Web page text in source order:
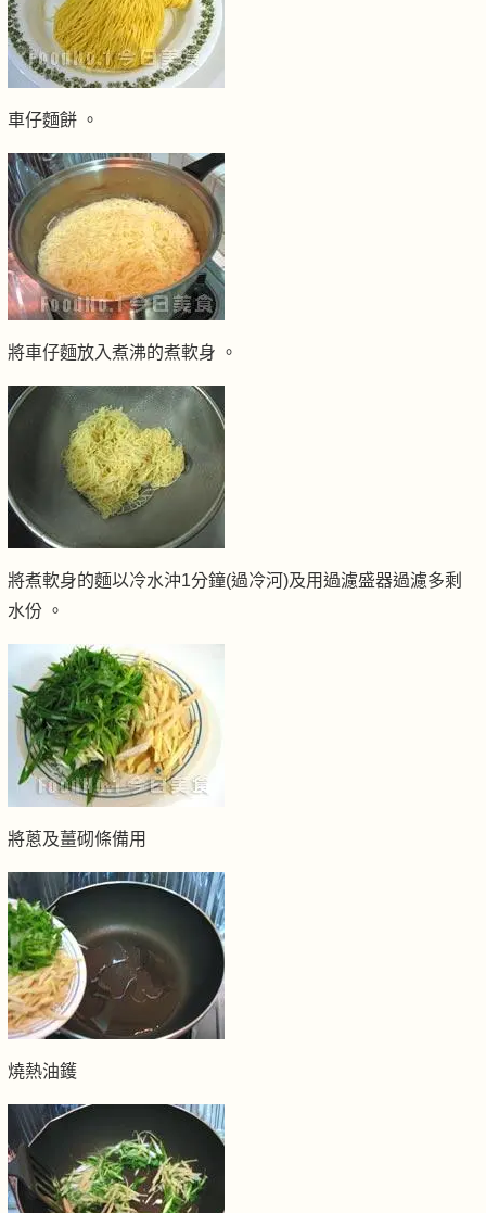
車仔麵餅 。
將車仔麵放入煮沸的煮軟身 。
將煮軟身的麵以冷水沖1分鐘(過冷河)及用過濾盛器過濾多剩
水份 。
將蔥及薑砌條備用
燒熱油鑊